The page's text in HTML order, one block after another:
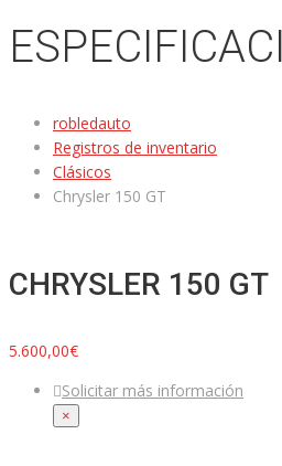
robledauto
Registros de inventario
Clásicos
Chrysler 150 GT
CHRYSLER 150 GT
5.600,00€
Solicitar más información
×